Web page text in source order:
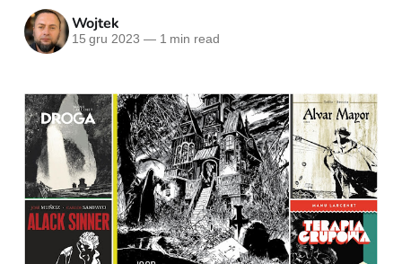
Wojtek
15 gru 2023 —1 min read